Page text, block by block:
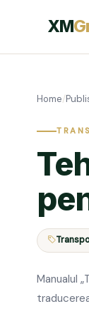
XM
Home/
Manualul